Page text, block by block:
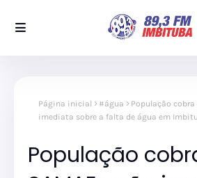
Página inicial #água
População cobra
imediata sobre a falta de água em
População